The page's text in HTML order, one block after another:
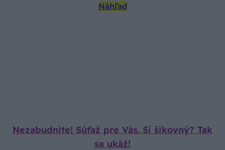
Náhľad
Nezabudnite! Súťaž pre Vás. Si šikovný? Tak
sa ukáž!